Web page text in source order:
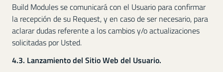
Build Modules se comunicará con el Usuario para confirmar
la recepción de su Request, y en caso de ser necesario, para
aclarar dudas referente a los cambios y/o actualizaciones
solicitadas por Usted.
4.3. Lanzamiento del Sitio Web del Usuario.